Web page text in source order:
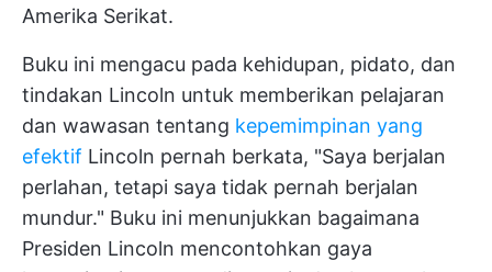
Amerika Serikat.
Buku ini mengacu pada kehidupan, pidato, dan
tindakan Lincoln untuk memberikan pelajaran
dan wawasan tentang kepemimpinan yang
efektif Lincoln pernah berkata, "Saya berjalan
perlahan, tetapi saya tidak pernah berjalan
mundur." Buku ini menunjukkan bagaimana
Presiden Lincoln mencontohkan gaya